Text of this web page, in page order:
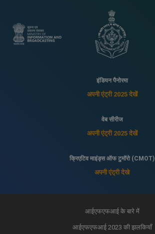
इंडियन पैनोरमा
अपनी एंट्री 2025 देखें
वेब सीरीज
अपनी एंट्री 2025 देखें
क्रिएटिव माइंड्स ऑफ टुमॉरो (CMOT)
अपनी एंट्री देखे
आईएफएफआई के बारे में
आईएफएफआई 2023 की झलकियाँ